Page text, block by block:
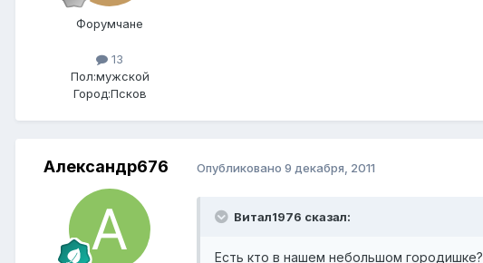
Форумчане
13
Пол:мужской
Город:Псков
Александр676 Опубликовано 9 декабря, 2011
Витал1976 сказал:
Есть кто в нашем небольшом городишке?